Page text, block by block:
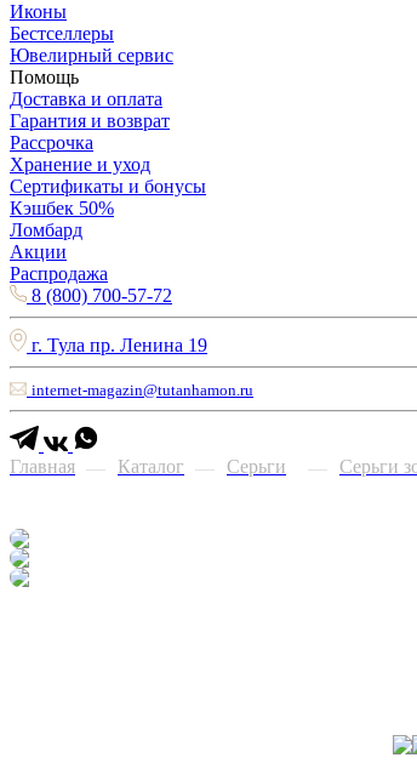
Иконы
Бестселлеры
Ювелирный сервис
Помощь
Доставка и оплата
Гарантия и возврат
Рассрочка
Хранение и уход
Сертификаты и бонусы
Кэшбек 50%
Ломбард
Акции
Распродажа
8 (800) 700-57-72
г. Тула пр. Ленина 19
internet-magazin@tutanhamon.ru
Главная — Каталог — Серьги — Серьги